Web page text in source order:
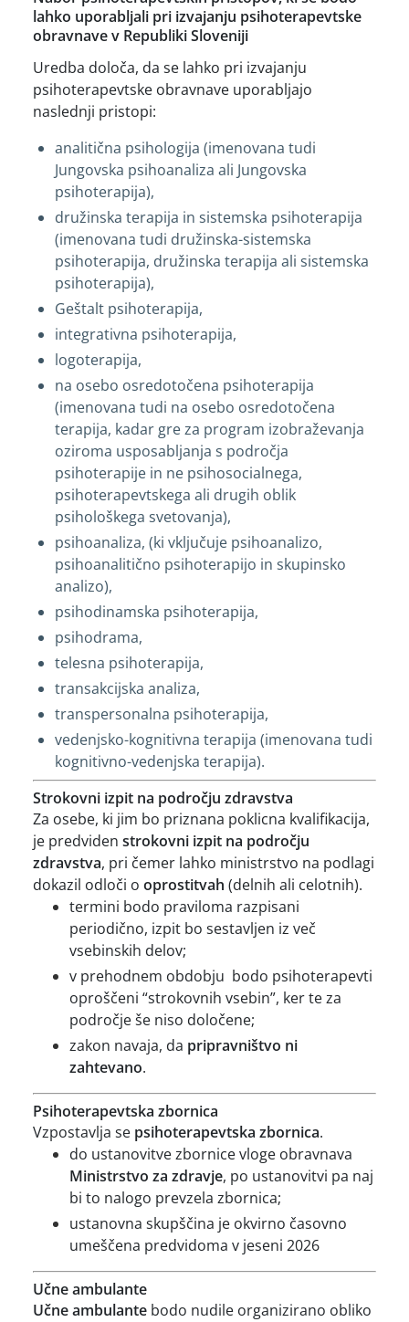
lahko uporabljali pri izvajanju psihoterapevtske
obravnave v Republiki Sloveniji
Uredba določa, da se lahko pri izvajanju
psihoterapevtske obravnave uporabljajo
naslednji pristopi:
analitična psihologija (imenovana tudi
Jungovska psihoanaliza ali Jungovska
psihoterapija),
družinska terapija in sistemska psihoterapija
(imenovana tudi družinska-sistemska
psihoterapija, družinska terapija ali sistemska
psihoterapija),
Geštalt psihoterapija,
integrativna psihoterapija,
logoterapija,
na osebo osredotočena psihoterapija
(imenovana tudi na osebo osredotočena
terapija, kadar gre za program izobraževanja
oziroma usposabljanja s področja
psihoterapije in ne psihosocialnega,
psihoterapevtskega ali drugih oblik
psihološkega svetovanja),
psihoanaliza, (ki vključuje psihoanalizo,
psihoanalitično psihoterapijo in skupinsko
analizo),
psihodinamska psihoterapija,
psihodrama,
telesna psihoterapija,
transakcijska analiza,
transpersonalna psihoterapija,
vedenjsko-kognitivna terapija (imenovana tudi
kognitivno-vedenjska terapija).
Strokovni izpit na področju zdravstva
Za osebe, ki jim bo priznana poklicna kvalifikacija,
je predviden strokovni izpit na področju
zdravstva, pri čemer lahko ministrstvo na podlagi
dokazil odloči o oprostitvah (delnih ali celotnih).
termini bodo praviloma razpisani
periodično, izpit bo sestavljen iz več
vsebinskih delov;
v prehodnem obdobju bodo psihoterapevti
oproščeni “strokovnih vsebin”, ker te za
področje še niso določene;
zakon navaja, da pripravništvo ni
zahtevano.
Psihoterapevtska zbornica
Vzpostavlja se psihoterapevtska zbornica.
do ustanovitve zbornice vloge obravnava
Ministrstvo za zdravje, po ustanovitvi pa naj
bi to nalogo prevzela zbornica;
ustanovna skupščina je okvirno časovno
umeščena predvidoma v jeseni 2026
Učne ambulante
Učne ambulante bodo nudile organizirano obliko